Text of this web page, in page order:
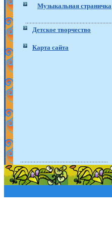
Музыкальная страничка
Детское творчество
Карта сайта